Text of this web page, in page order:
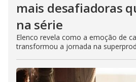
mais desafiadoras
na série
Elenco revela como a emoção de
transformou a jornada na